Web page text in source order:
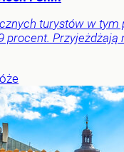
turystów w tym
procent. Przyjeżdżają